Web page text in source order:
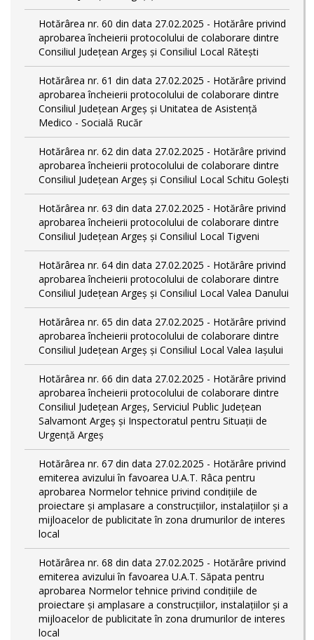
Hotărârea nr. 60 din data 27.02.2025 - Hotărâre privind
aprobarea încheierii protocolului de colaborare dintre
Consiliul Județean Argeș și Consiliul Local Rătești
Hotărârea nr. 61 din data 27.02.2025 - Hotărâre privind
aprobarea încheierii protocolului de colaborare dintre
Consiliul Județean Argeș și Unitatea de Asistență
Medico - Socială Rucăr
Hotărârea nr. 62 din data 27.02.2025 - Hotărâre privind
aprobarea încheierii protocolului de colaborare dintre
Consiliul Județean Argeș și Consiliul Local Schitu Golești
Hotărârea nr. 63 din data 27.02.2025 - Hotărâre privind
aprobarea încheierii protocolului de colaborare dintre
Consiliul Județean Argeș și Consiliul Local Tigveni
Hotărârea nr. 64 din data 27.02.2025 - Hotărâre privind
aprobarea încheierii protocolului de colaborare dintre
Consiliul Județean Argeș și Consiliul Local Valea Danului
Hotărârea nr. 65 din data 27.02.2025 - Hotărâre privind
aprobarea încheierii protocolului de colaborare dintre
Consiliul Județean Argeș și Consiliul Local Valea Iașului
Hotărârea nr. 66 din data 27.02.2025 - Hotărâre privind
aprobarea încheierii protocolului de colaborare dintre
Consiliul Județean Argeș, Serviciul Public Județean
Salvamont Argeș și Inspectoratul pentru Situații de
Urgență Argeș
Hotărârea nr. 67 din data 27.02.2025 - Hotărâre privind
emiterea avizului în favoarea U.A.T. Râca pentru
aprobarea Normelor tehnice privind condiţiile de
proiectare şi amplasare a construcţiilor, instalaţiilor şi a
mijloacelor de publicitate în zona drumurilor de interes
local
Hotărârea nr. 68 din data 27.02.2025 - Hotărâre privind
emiterea avizului în favoarea U.A.T. Săpata pentru
aprobarea Normelor tehnice privind condiţiile de
proiectare şi amplasare a construcţiilor, instalaţiilor şi a
mijloacelor de publicitate în zona drumurilor de interes
local